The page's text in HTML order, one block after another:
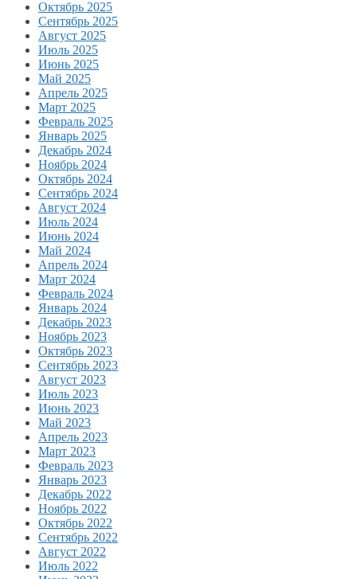
Октябрь 2025
Сентябрь 2025
Август 2025
Июль 2025
Июнь 2025
Май 2025
Апрель 2025
Март 2025
Февраль 2025
Январь 2025
Декабрь 2024
Ноябрь 2024
Октябрь 2024
Сентябрь 2024
Август 2024
Июль 2024
Июнь 2024
Май 2024
Апрель 2024
Март 2024
Февраль 2024
Январь 2024
Декабрь 2023
Ноябрь 2023
Октябрь 2023
Сентябрь 2023
Август 2023
Июль 2023
Июнь 2023
Май 2023
Апрель 2023
Март 2023
Февраль 2023
Январь 2023
Декабрь 2022
Ноябрь 2022
Октябрь 2022
Сентябрь 2022
Август 2022
Июль 2022